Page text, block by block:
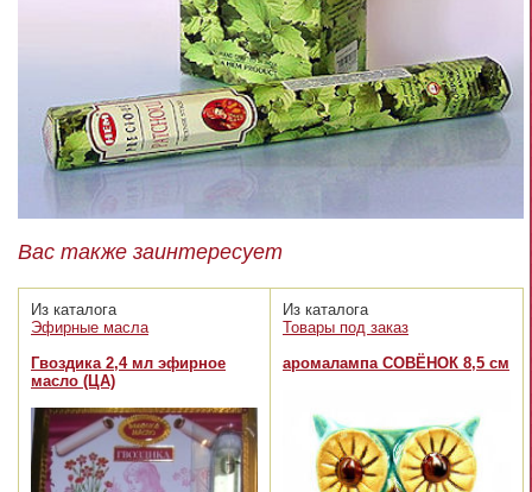
Вас также заинтересует
Из каталога
Эфирные масла
Гвоздика 2,4 мл эфирное
масло (ЦА)
Из каталога
Товары под заказ
аромалампа СОВЁНОК 8,5 см